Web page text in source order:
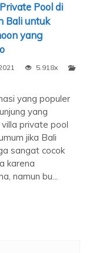
Pool di
Bali untuk
yang
5.918x
yang populer
yang
private pool
jika Bali
sangat cocok
karena
namun bu...